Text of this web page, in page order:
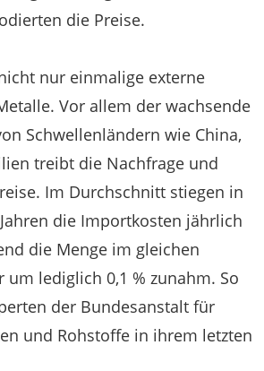
die Preise.
nur einmalige externe
Vor allem der wachsende
Schwellenländern wie China,
treibt die Nachfrage und
Im Durchschnitt stiegen in
die Importkosten jährlich
die Menge im gleichen
um lediglich 0,1 % zunahm. So
der Bundesanstalt für
und Rohstoffe in ihrem letzten